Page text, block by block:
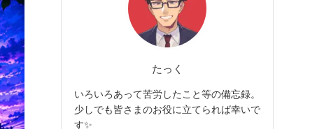
たっく
いろいろあって苦労したこと等の備忘録。
少しでも皆さまのお役に立てられば幸いで
す✨